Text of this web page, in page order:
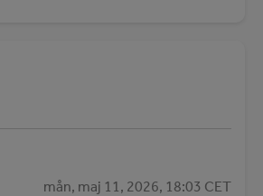
mån, maj 11, 2026, 18:03 CET